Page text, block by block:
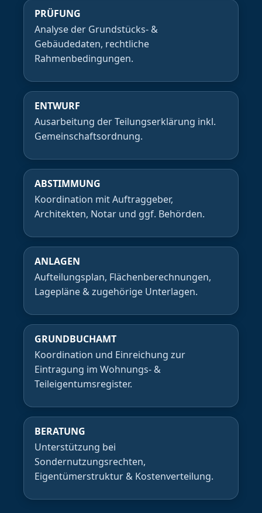
PRÜFUNG
Analyse der Grundstücks- &
Gebäudedaten, rechtliche
Rahmenbedingungen.
ENTWURF
Ausarbeitung der Teilungserklärung inkl.
Gemeinschaftsordnung.
ABSTIMMUNG
Koordination mit Auftraggeber,
Architekten, Notar und ggf. Behörden.
ANLAGEN
Aufteilungsplan, Flächenberechnungen,
Lagepläne & zugehörige Unterlagen.
GRUNDBUCHAMT
Koordination und Einreichung zur
Eintragung im Wohnungs- &
Teileigentumsregister.
BERATUNG
Unterstützung bei
Sondernutzungsrechten,
Eigentümerstruktur & Kostenverteilung.